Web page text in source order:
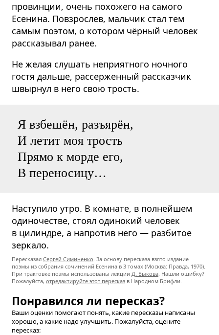
провинции, очень похожего на самого
Есенина. Повзрослев, мальчик стал тем
самым поэтом, о котором чёрный человек
рассказывал ранее.
Не желая слушать неприятного ночного
гостя дальше, рассерженный рассказчик
швырнул в него свою трость.
Я взбешён, разъярён,
И летит моя трость
Прямо к морде его,
В переносицу…
Наступило утро. В комнате, в полнейшем
одиночестве, стоял одинокий человек
в цилиндре, а напротив него — разбитое
зеркало.
Пересказал Сергей Симиненко . За основу пересказа взято издание
поэмы из собрания сочинений Есенина в 3 томах (Москва: Правда, 1970).
При трактовке поэмы использованы лекции Д. Быкова . Нашли ошибку?
Пожалуйста, отредактируйте этот пересказ в Народном Брифли.
Понравился ли пересказ?
Ваши оценки помогают понять, какие пересказы написаны
хорошо, а какие надо улучшить. Пожалуйста, оцените
пересказ: